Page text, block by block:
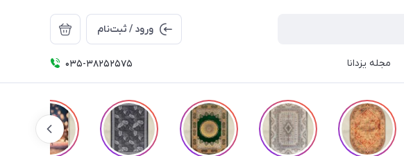
ورود / ثبت‌نام
مجله یزدانا 035-38252575